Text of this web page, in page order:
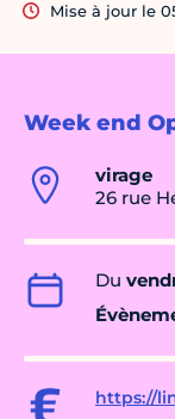
Week end
virage
26 rue
Du
https://
Mise à jour le